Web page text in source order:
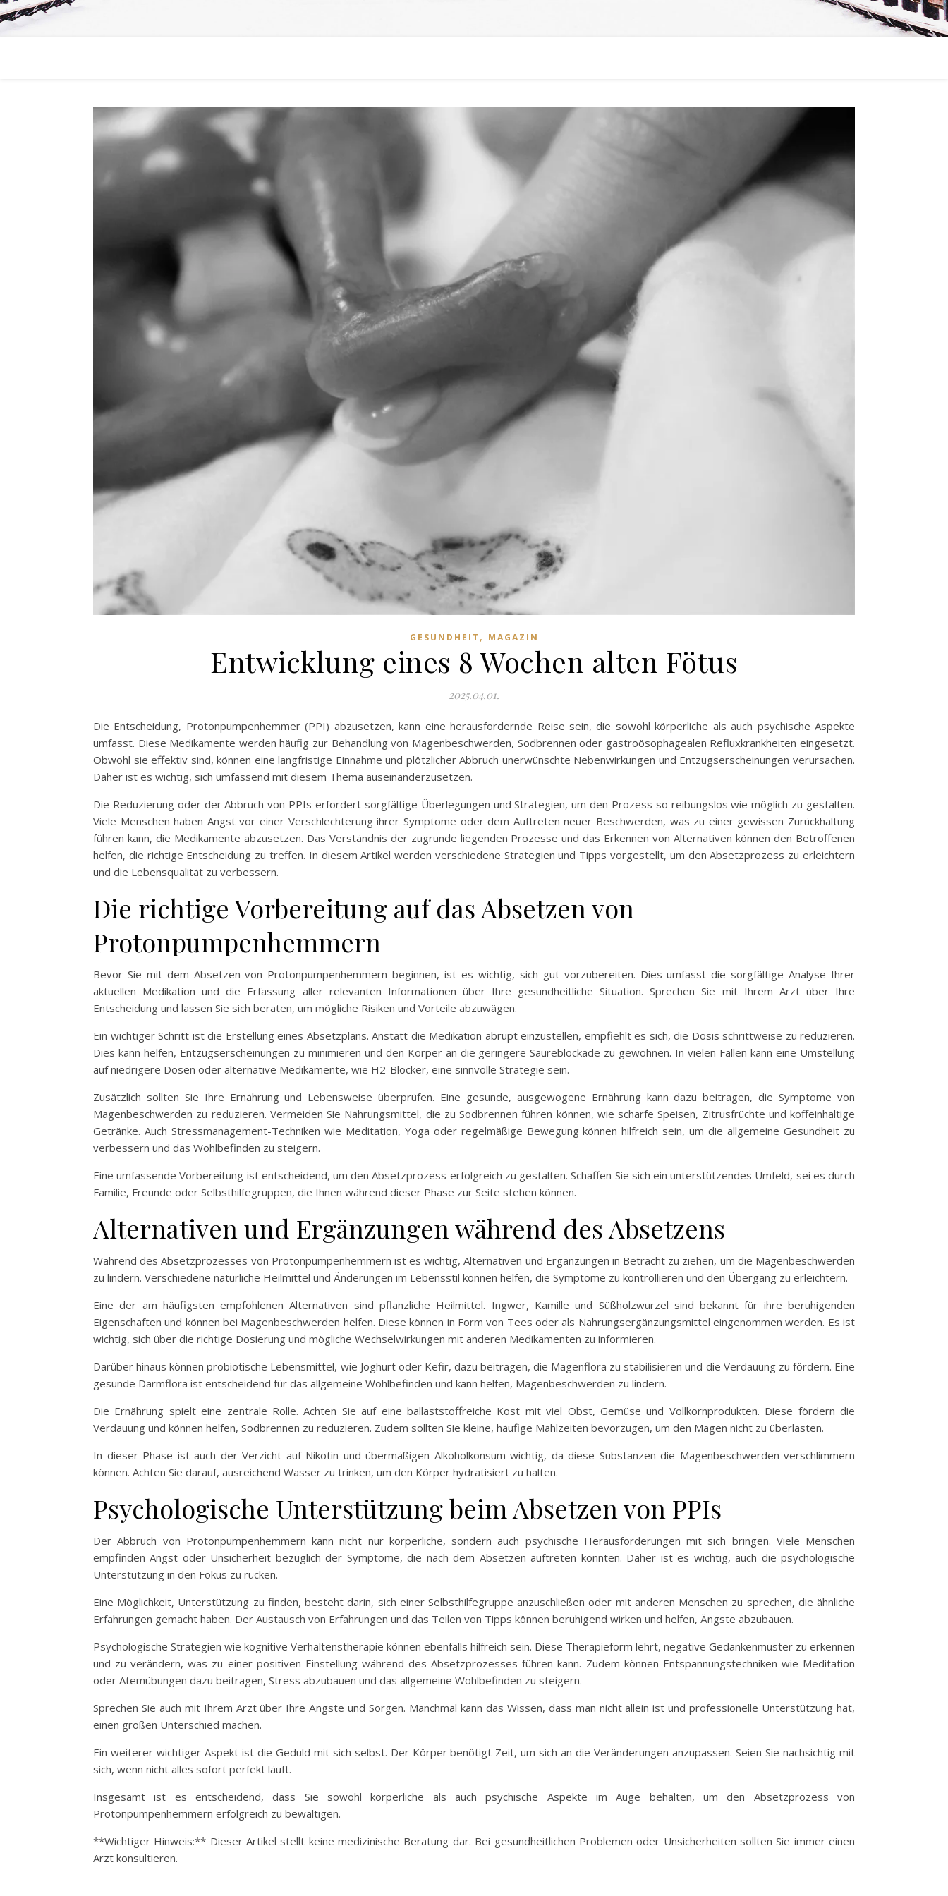
GESUNDHEIT , MAGAZIN
Entwicklung eines 8 Wochen alten Fötus
2025.04.01.
Die Entscheidung, Protonpumpenhemmer (PPI) abzusetzen, kann eine herausfordernde Reise sein, die sowohl körperliche als auch psychische Aspekte
umfasst. Diese Medikamente werden häufig zur Behandlung von Magenbeschwerden, Sodbrennen oder gastroösophagealen Refluxkrankheiten eingesetzt.
Obwohl sie effektiv sind, können eine langfristige Einnahme und plötzlicher Abbruch unerwünschte Nebenwirkungen und Entzugserscheinungen verursachen.
Daher ist es wichtig, sich umfassend mit diesem Thema auseinanderzusetzen.
Die Reduzierung oder der Abbruch von PPIs erfordert sorgfältige Überlegungen und Strategien, um den Prozess so reibungslos wie möglich zu gestalten.
Viele Menschen haben Angst vor einer Verschlechterung ihrer Symptome oder dem Auftreten neuer Beschwerden, was zu einer gewissen Zurückhaltung
führen kann, die Medikamente abzusetzen. Das Verständnis der zugrunde liegenden Prozesse und das Erkennen von Alternativen können den Betroffenen
helfen, die richtige Entscheidung zu treffen. In diesem Artikel werden verschiedene Strategien und Tipps vorgestellt, um den Absetzprozess zu erleichtern
und die Lebensqualität zu verbessern.
Die richtige Vorbereitung auf das Absetzen von
Protonpumpenhemmern
Bevor Sie mit dem Absetzen von Protonpumpenhemmern beginnen, ist es wichtig, sich gut vorzubereiten. Dies umfasst die sorgfältige Analyse Ihrer
aktuellen Medikation und die Erfassung aller relevanten Informationen über Ihre gesundheitliche Situation. Sprechen Sie mit Ihrem Arzt über Ihre
Entscheidung und lassen Sie sich beraten, um mögliche Risiken und Vorteile abzuwägen.
Ein wichtiger Schritt ist die Erstellung eines Absetzplans. Anstatt die Medikation abrupt einzustellen, empfiehlt es sich, die Dosis schrittweise zu reduzieren.
Dies kann helfen, Entzugserscheinungen zu minimieren und den Körper an die geringere Säureblockade zu gewöhnen. In vielen Fällen kann eine Umstellung
auf niedrigere Dosen oder alternative Medikamente, wie H2-Blocker, eine sinnvolle Strategie sein.
Zusätzlich sollten Sie Ihre Ernährung und Lebensweise überprüfen. Eine gesunde, ausgewogene Ernährung kann dazu beitragen, die Symptome von
Magenbeschwerden zu reduzieren. Vermeiden Sie Nahrungsmittel, die zu Sodbrennen führen können, wie scharfe Speisen, Zitrusfrüchte und koffeinhaltige
Getränke. Auch Stressmanagement-Techniken wie Meditation, Yoga oder regelmäßige Bewegung können hilfreich sein, um die allgemeine Gesundheit zu
verbessern und das Wohlbefinden zu steigern.
Eine umfassende Vorbereitung ist entscheidend, um den Absetzprozess erfolgreich zu gestalten. Schaffen Sie sich ein unterstützendes Umfeld, sei es durch
Familie, Freunde oder Selbsthilfegruppen, die Ihnen während dieser Phase zur Seite stehen können.
Alternativen und Ergänzungen während des Absetzens
Während des Absetzprozesses von Protonpumpenhemmern ist es wichtig, Alternativen und Ergänzungen in Betracht zu ziehen, um die Magenbeschwerden
zu lindern. Verschiedene natürliche Heilmittel und Änderungen im Lebensstil können helfen, die Symptome zu kontrollieren und den Übergang zu erleichtern.
Eine der am häufigsten empfohlenen Alternativen sind pflanzliche Heilmittel. Ingwer, Kamille und Süßholzwurzel sind bekannt für ihre beruhigenden
Eigenschaften und können bei Magenbeschwerden helfen. Diese können in Form von Tees oder als Nahrungsergänzungsmittel eingenommen werden. Es ist
wichtig, sich über die richtige Dosierung und mögliche Wechselwirkungen mit anderen Medikamenten zu informieren.
Darüber hinaus können probiotische Lebensmittel, wie Joghurt oder Kefir, dazu beitragen, die Magenflora zu stabilisieren und die Verdauung zu fördern. Eine
gesunde Darmflora ist entscheidend für das allgemeine Wohlbefinden und kann helfen, Magenbeschwerden zu lindern.
Die Ernährung spielt eine zentrale Rolle. Achten Sie auf eine ballaststoffreiche Kost mit viel Obst, Gemüse und Vollkornprodukten. Diese fördern die
Verdauung und können helfen, Sodbrennen zu reduzieren. Zudem sollten Sie kleine, häufige Mahlzeiten bevorzugen, um den Magen nicht zu überlasten.
In dieser Phase ist auch der Verzicht auf Nikotin und übermäßigen Alkoholkonsum wichtig, da diese Substanzen die Magenbeschwerden verschlimmern
können. Achten Sie darauf, ausreichend Wasser zu trinken, um den Körper hydratisiert zu halten.
Psychologische Unterstützung beim Absetzen von PPIs
Der Abbruch von Protonpumpenhemmern kann nicht nur körperliche, sondern auch psychische Herausforderungen mit sich bringen. Viele Menschen
empfinden Angst oder Unsicherheit bezüglich der Symptome, die nach dem Absetzen auftreten könnten. Daher ist es wichtig, auch die psychologische
Unterstützung in den Fokus zu rücken.
Eine Möglichkeit, Unterstützung zu finden, besteht darin, sich einer Selbsthilfegruppe anzuschließen oder mit anderen Menschen zu sprechen, die ähnliche
Erfahrungen gemacht haben. Der Austausch von Erfahrungen und das Teilen von Tipps können beruhigend wirken und helfen, Ängste abzubauen.
Psychologische Strategien wie kognitive Verhaltenstherapie können ebenfalls hilfreich sein. Diese Therapieform lehrt, negative Gedankenmuster zu erkennen
und zu verändern, was zu einer positiven Einstellung während des Absetzprozesses führen kann. Zudem können Entspannungstechniken wie Meditation
oder Atemübungen dazu beitragen, Stress abzubauen und das allgemeine Wohlbefinden zu steigern.
Sprechen Sie auch mit Ihrem Arzt über Ihre Ängste und Sorgen. Manchmal kann das Wissen, dass man nicht allein ist und professionelle Unterstützung hat,
einen großen Unterschied machen.
Ein weiterer wichtiger Aspekt ist die Geduld mit sich selbst. Der Körper benötigt Zeit, um sich an die Veränderungen anzupassen. Seien Sie nachsichtig mit
sich, wenn nicht alles sofort perfekt läuft.
Insgesamt ist es entscheidend, dass Sie sowohl körperliche als auch psychische Aspekte im Auge behalten, um den Absetzprozess von
Protonpumpenhemmern erfolgreich zu bewältigen.
**Wichtiger Hinweis:** Dieser Artikel stellt keine medizinische Beratung dar. Bei gesundheitlichen Problemen oder Unsicherheiten sollten Sie immer einen
Arzt konsultieren.